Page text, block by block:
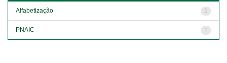
1
Alfabetização
1
PNAIC